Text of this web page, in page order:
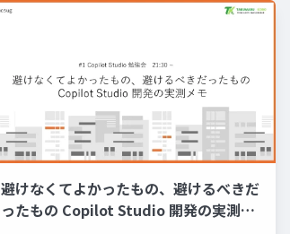
避けなくてよかったもの、避けるべきだ
ったもの Copilot Studio 開発の実測メ